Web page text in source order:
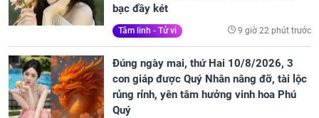
bạc đầy két
Tâm linh - Tử vi 9 giờ 22 phút trước
Đúng ngày mai, thứ Hai 10/8/2026, 3
con giáp được Quý Nhân nâng đỡ, tài lộc
rủng rỉnh, yên tâm hưởng vinh hoa Phú
Quý